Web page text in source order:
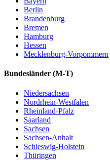
Berlin
Brandenburg
Bremen
Hamburg
Hessen
Mecklenburg-Vorpommern
Bundesländer (M-T)
Niedersachsen
Nordrhein-Westfalen
Rheinland-Pfalz
Saarland
Sachsen
Sachsen-Anhalt
Schleswig-Holstein
Thüringen